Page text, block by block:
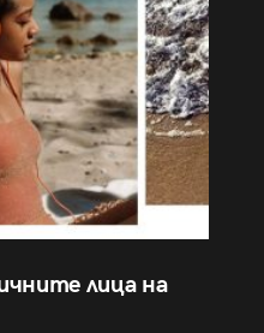
лица на